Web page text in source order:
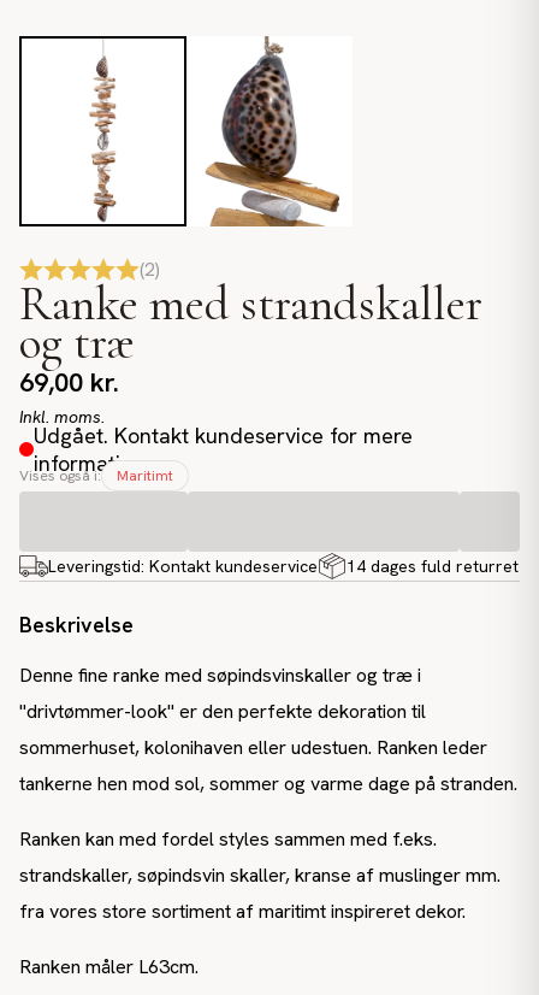
(2)
Ranke med strandskaller
og træ
69,00 kr.
Inkl. moms.
Udgået. Kontakt kundeservice for mere
information
Vises også i: Maritimt
Leveringstid: Kontakt kundeservice 14 dages fuld returret
Beskrivelse
Denne fine ranke med søpindsvinskaller og træ i
"drivtømmer-look" er den perfekte dekoration til
sommerhuset, kolonihaven eller udestuen. Ranken leder
tankerne hen mod sol, sommer og varme dage på stranden.
Ranken kan med fordel styles sammen med f.eks.
strandskaller, søpindsvin skaller, kranse af muslinger mm.
fra vores store sortiment af maritimt inspireret dekor.
Ranken måler L63cm.